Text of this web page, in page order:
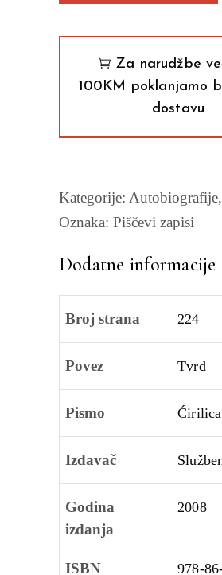
Za narudžbe
100KM poklanjamo
dostavu
Kategorije: Autobiografije,
Oznaka: Piščevi zapisi
Dodatne informacije
Broj strana 224
Povez Tvrd
Pismo Ćirilica
Izdavač
Godina
izdanja
2008
ISBN 978-